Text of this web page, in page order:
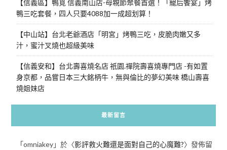
【信義區】鴨覓 信義南山店-母親節聚餐首選！「寵后饗宴」烤
鴨三吃套餐，四人只要4088加一成超划算！
【中山站】台北老爺酒店「明宮」烤鴨三吃，皮脆肉嫩又多
汁，蜜汁叉燒也超級美味
【信義安和】台北壽喜燒名店 祇園.禪院壽喜燒專門店 -有如置
身京都，品嘗日本三大銘柄牛，無與倫比的夢幻美味 橋山壽喜
燒姐妹店
最新留言
「omniakey」於〈影評救火難還是面對自己的心魔難?〉發佈留